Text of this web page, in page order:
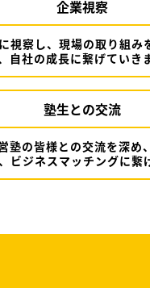
企業視察
視察し、現場の取り組み
自社の成長に繋げていき
塾生との交流
塾の皆様との交流を深め
ビジネスマッチングに繋